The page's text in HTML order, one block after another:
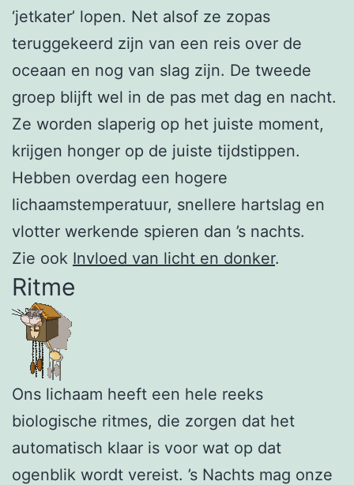
‘jetkater’ lopen. Net alsof ze zopas
teruggekeerd zijn van een reis over de
oceaan en nog van slag zijn. De tweede
groep blijft wel in de pas met dag en nacht.
Ze worden slaperig op het juiste moment,
krijgen honger op de juiste tijdstippen.
Hebben overdag een hogere
lichaamstemperatuur, snellere hartslag en
vlotter werkende spieren dan ’s nachts.
Zie ook Invloed van licht en donker.
Ritme
Ons lichaam heeft een hele reeks
biologische ritmes, die zorgen dat het
automatisch klaar is voor wat op dat
ogenblik wordt vereist. ’s Nachts mag onze